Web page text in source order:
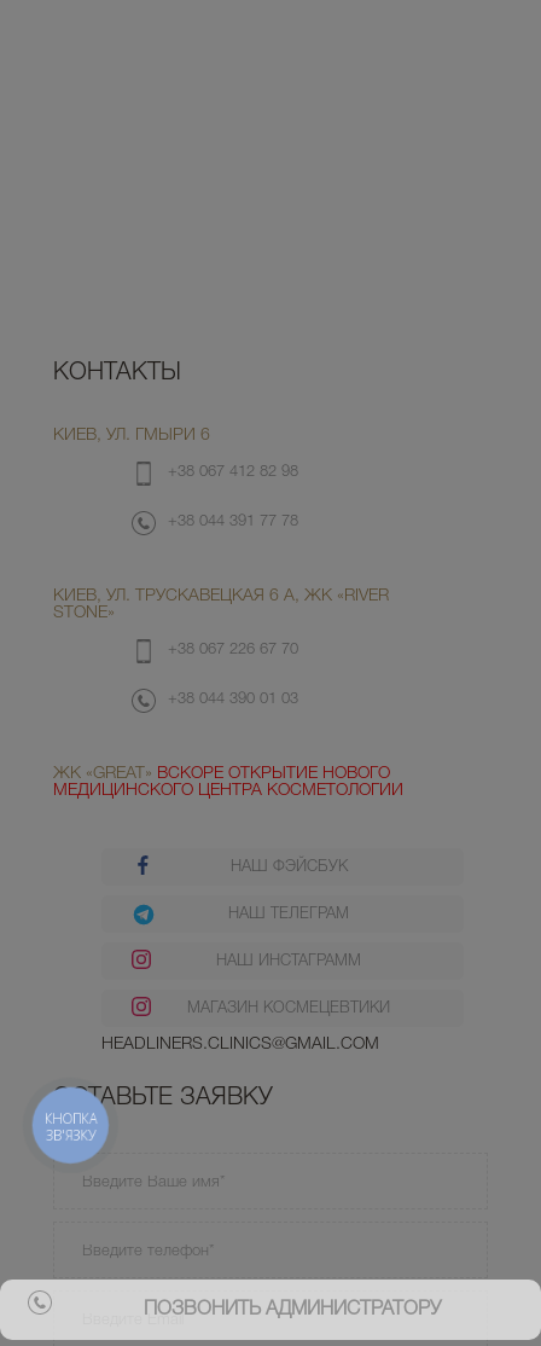
ПОЗВОНИТЬ АДМИНИСТРАТОРУ
КОНТАКТЫ
КИЕВ, УЛ. ГМЫРИ 6
+38 067 412 82 98
+38 044 391 77 78
КИЕВ, УЛ. ТРУСКАВЕЦКАЯ 6 А, ЖК «RIVER
STONE»
+38 067 226 67 70
+38 044 390 01 03
ЖК «GREAT» ВСКОРЕ ОТКРЫТИЕ НОВОГО
МЕДИЦИНСКОГО ЦЕНТРА КОСМЕТОЛОГИИ
НАШ ФЭЙСБУК
НАШ ТЕЛЕГРАМ
НАШ ИНСТАГРАММ
МАГАЗИН КОСМЕЦЕВТИКИ
HEADLINERS.CLINICS@GMAIL.COM
ОСТАВЬТЕ ЗАЯВКУ
КНОПКА
ЗВ'ЯЗКУ